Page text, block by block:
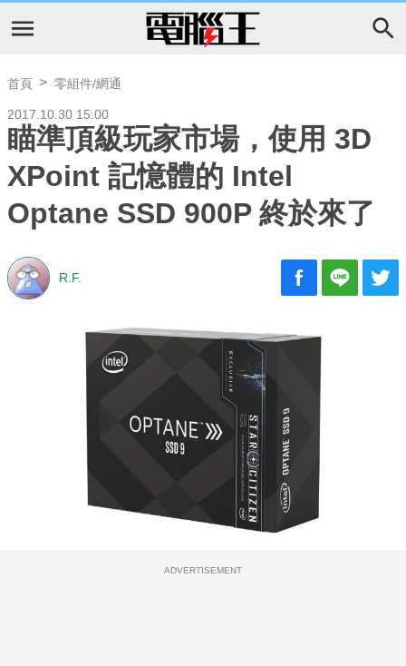
首頁 零組件/網通
2017.10.30 15:00
瞄準頂級玩家市場，使用 3D
XPoint 記憶體的 Intel
Optane SSD 900P 終於來了
R.F.
ADVERTISEMENT